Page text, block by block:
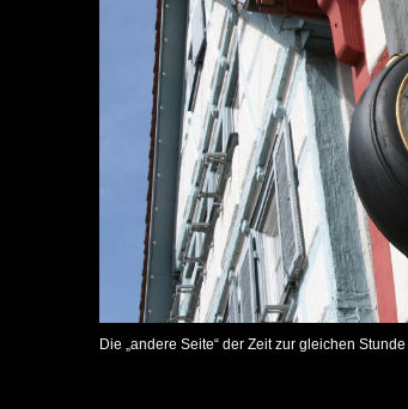
Die „andere Seite“ der Zeit zur gleichen